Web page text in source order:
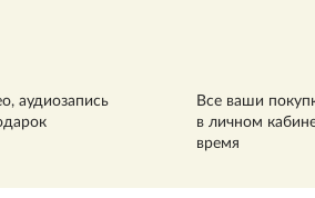
аудиозапись
Все ваши
в личном
время